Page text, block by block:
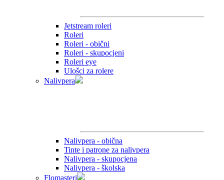
Jetstream roleri
Roleri
Roleri - obični
Roleri - skupocjeni
Roleri eye
Ulošci za rolere
Nalivpera
Nalivpera - obična
Tinte i patrone za nalivpera
Nalivpera - skupocjena
Nalivpera - školska
Flomasteri